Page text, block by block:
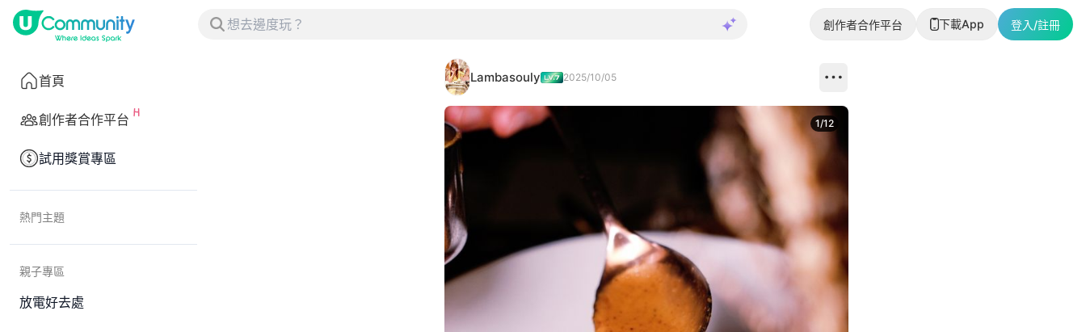
創作者合作平台 下載App 登入/註冊
首頁
創作者合作平台
試用獎賞專區
熱門主題
親子專區
放電好去處
Lambasouly 2025/10/05
1/12